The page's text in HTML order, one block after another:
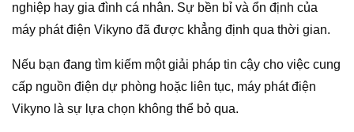
nghiệp hay gia đình cá nhân. Sự bền bỉ và ổn định của
máy phát điện Vikyno đã được khẳng định qua thời gian.
Nếu bạn đang tìm kiếm một giải pháp tin cậy cho việc cung
cấp nguồn điện dự phòng hoặc liên tục, máy phát điện
Vikyno là sự lựa chọn không thể bỏ qua.